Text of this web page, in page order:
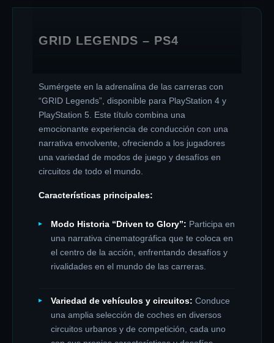
GRID LEGENDS – PS4
Sumérgete en la adrenalina de las carreras con
“GRID Legends”, disponible para PlayStation 4 y
PlayStation 5. Este título combina una
emocionante experiencia de conducción con una
narrativa envolvente, ofreciendo a los jugadores
una variedad de modos de juego y desafíos en
circuitos de todo el mundo.
Características principales:
Modo Historia “Driven to Glory”: Participa en
una narrativa cinematográfica que te coloca en
el centro de la acción, enfrentando desafíos y
rivalidades en el mundo de las carreras.
Variedad de vehículos y circuitos: Conduce
una amplia selección de coches en diversos
circuitos urbanos y de competición, cada uno